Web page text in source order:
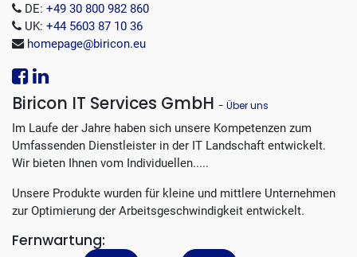
DE: +49 30 800 982 860
UK: +44 5603 87 10 36
homepage@biricon.eu
Biricon IT Services GmbH - Über uns
Im Laufe der Jahre haben sich unsere Kompetenzen zum
Umfassenden Dienstleister in der IT Landschaft entwickelt.
Wir bieten Ihnen vom Individuellen.....
Unsere Produkte wurden für kleine und mittlere Unternehmen
zur Optimierung der Arbeitsgeschwindigkeit entwickelt.
Fernwartung: